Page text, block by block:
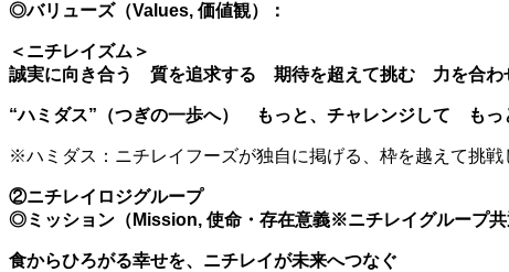
◎バリューズ（Values, 価値観）：
＜ニチレイズム＞
誠実に向き合う 質を追求する 期待を超えて挑む 力を合わ
“ハミダス”（つぎの一歩へ） もっと、チャレンジして も
※ハミダス：ニチレイフーズが独自に掲げる、枠を越えて挑
②ニチレイロジグループ
◎ミッション（Mission, 使命・存在意義※ニチレイグループ共
食からひろがる幸せを、ニチレイが未来へつなぐ